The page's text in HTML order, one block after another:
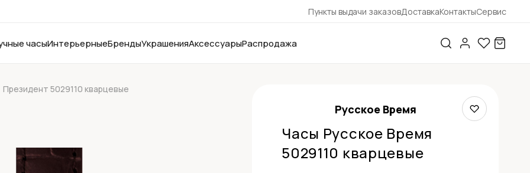
Пункты выдачи заказовДоставкаКонтактыСервис
часыИнтерьерныеБрендыУкрашенияАксессуарыРаспродажа
Президент 5029110 кварцевые
Русское Время
Часы Русское Время
5029110 кварцевые